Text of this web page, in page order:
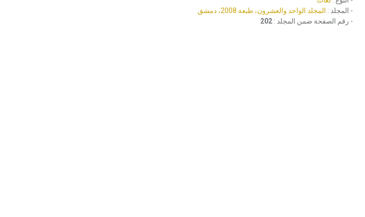
- المجلد : المجلد الواحد والعشرون، طبعة 2008، دمشق
- رقم الصفحة ضمن المجلد : 202